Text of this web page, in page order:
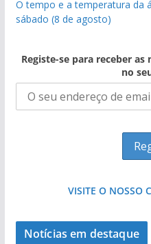
O tempo e a temperatura da
sábado (8 de agosto)
Registe-se para receber
no
VISITE O NOSSO
Notícias em destaque